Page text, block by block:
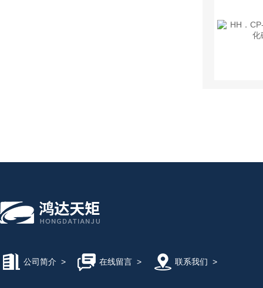
公司简介 > 在线留言> 联系我们 >